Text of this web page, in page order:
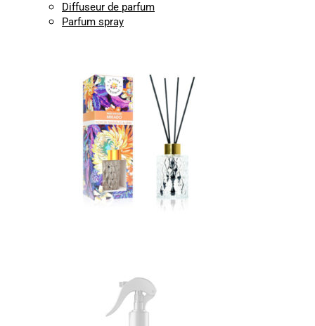
Diffuseur de parfum
Parfum spray